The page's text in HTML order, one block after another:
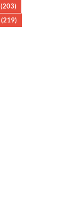
(203)
(219)